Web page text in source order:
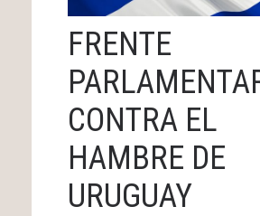
FRENTE
CONTRA EL
HAMBRE DE
URUGUAY